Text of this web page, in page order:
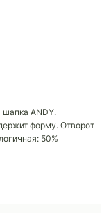
ANDY.
форму. Отворот
50%